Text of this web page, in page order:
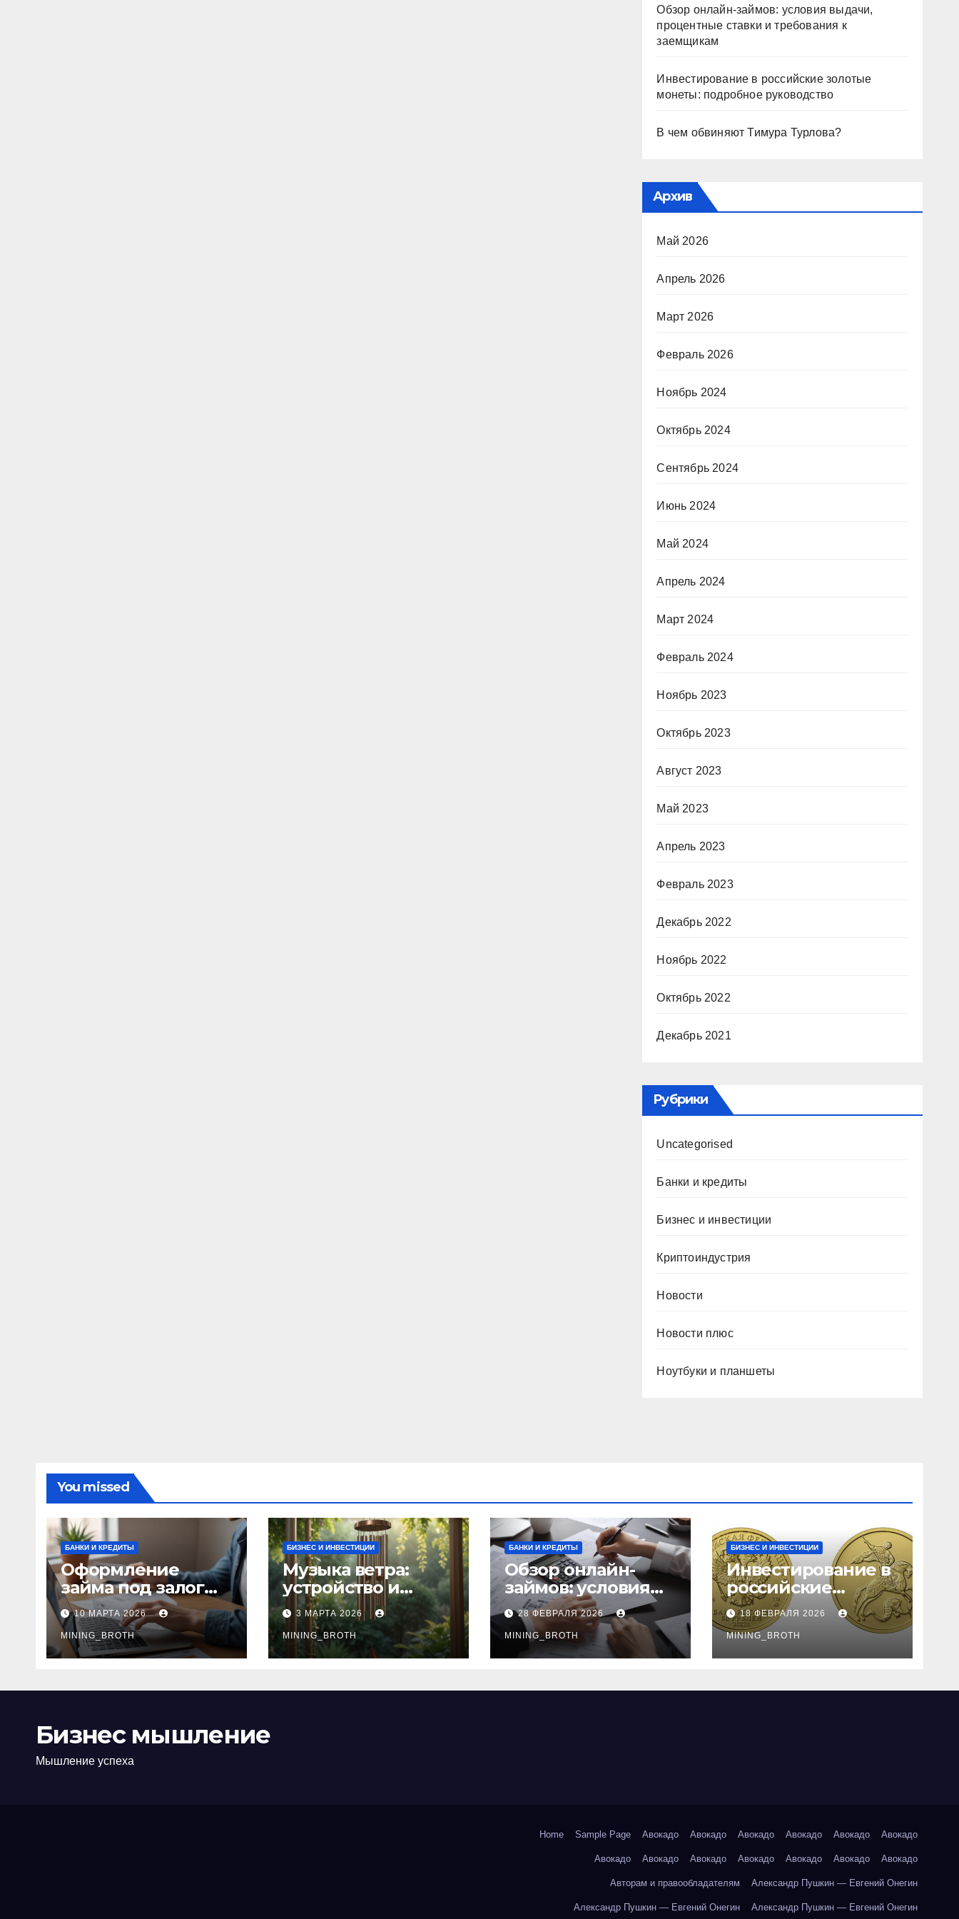
Обзор онлайн-займов: условия выдачи,
процентные ставки и требования к
заемщикам
Инвестирование в российские золотые
монеты: подробное руководство
В чем обвиняют Тимура Турлова?
Архив
Май 2026
Апрель 2026
Март 2026
Февраль 2026
Ноябрь 2024
Октябрь 2024
Сентябрь 2024
Июнь 2024
Май 2024
Апрель 2024
Март 2024
Февраль 2024
Ноябрь 2023
Октябрь 2023
Август 2023
Май 2023
Апрель 2023
Февраль 2023
Декабрь 2022
Ноябрь 2022
Октябрь 2022
Декабрь 2021
Рубрики
Uncategorised
Банки и кредиты
Бизнес и инвестиции
Криптоиндустрия
Новости
Новости плюс
Ноутбуки и планшеты
You missed
БАНКИ И КРЕДИТЫ
Оформление
займа под залог
ПТС онлайн на
карту без визита в
офис: порядок,
требования и
10 МАРТА 2026
MINING_BROTH
БИЗНЕС И ИНВЕСТИЦИИ
Музыка ветра:
устройство и
принципы
звучания
колокольчиков
3 МАРТА 2026
MINING_BROTH
БАНКИ И КРЕДИТЫ
Обзор онлайн-
займов: условия
выдачи,
процентные
ставки и
требования к
28 ФЕВРАЛЯ 2026
MINING_BROTH
БИЗНЕС И ИНВЕСТИЦИИ
Инвестирование в
российские
золотые монеты:
подробное
руководство
18 ФЕВРАЛЯ 2026
MINING_BROTH
Бизнес мышление
Мышление успеха
Home Sample Page Авокадо Авокадо Авокадо Авокадо Авокадо Авокадо
Авокадо Авокадо Авокадо Авокадо Авокадо Авокадо Авокадо
Авторам и правообладателям Александр Пушкин — Евгений Онегин
Александр Пушкин — Евгений Онегин Александр Пушкин — Евгений Онегин